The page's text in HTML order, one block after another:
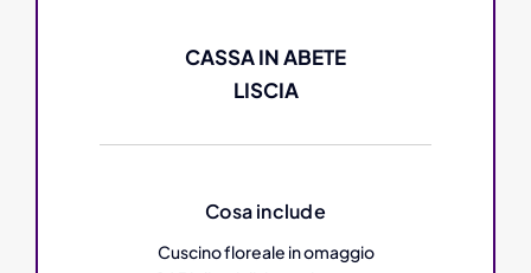
CASSA IN ABETE
LISCIA
Cosa include
Cuscino floreale in omaggio